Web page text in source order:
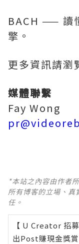
BACH —— 讀
擎。
更多資訊請瀏
媒體聯繫
Fay Wong
*本站之內容由作者
所有博客的立場、
任。
【 U Creator 招募
出Post賺現金獎